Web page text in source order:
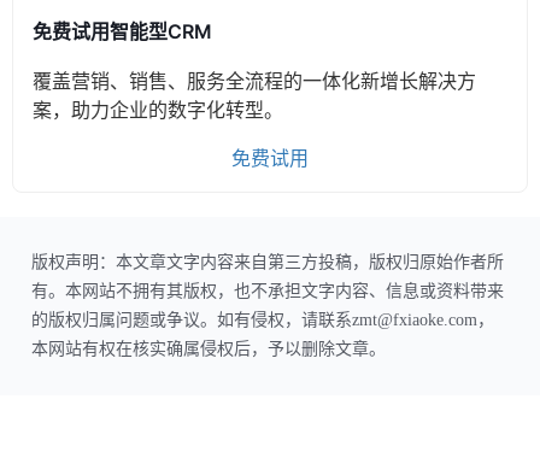
免费试用智能型CRM
覆盖营销、销售、服务全流程的一体化新增长解决方
案，助力企业的数字化转型。
免费试用
版权声明：本文章文字内容来自第三方投稿，版权归原始作者所
有。本网站不拥有其版权，也不承担文字内容、信息或资料带来
的版权归属问题或争议。如有侵权，请联系zmt@fxiaoke.com，
本网站有权在核实确属侵权后，予以删除文章。